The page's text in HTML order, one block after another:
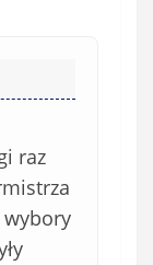
raz
wybory